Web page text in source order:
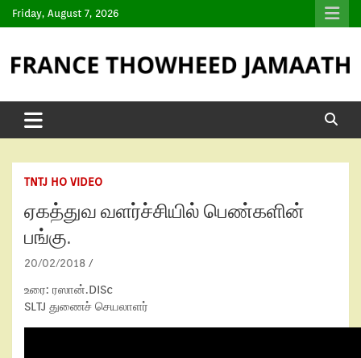
Friday, August 7, 2026
TNTJ HO VIDEO
ஏகத்துவ வளர்ச்சியில் பெண்களின்
பங்கு.
20/02/2018
உரை: ரஸான்.DISc
SLTJ துணைச் செயலாளர்